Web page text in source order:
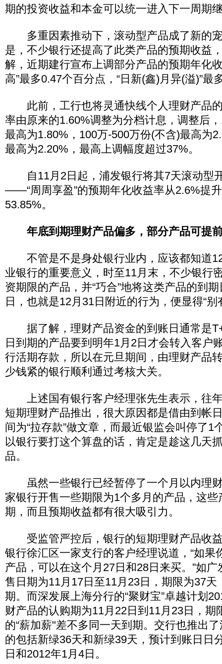
期的投资收益和本金可以统一进入下一周期
多重因素推动下，滚动型产品成了新的
是，不少银行还提高了此类产品的预期收益
解，近期建行宣布上调部分产品的预期年化
高”最多0.47个百分点，“日新(鑫)月异(溢)”最
此前，工行也将灵通快线个人理财产品
率由原来的1.60%调整为分档计息，调整后
最高为1.80%，100万-500万份(不含)最高为
最高为2.20%，最高上调幅度超过37%。
自11月2日起，浦发银行将其7天滚动型
――“周周享盈”的预期年化收益率从2.6%提
53.85%。
年底到期理财产品偏多，部分产品可提
不管是不是身处银行业内，应该都知道
业银行的重要意义，时至11月末，不少银行
资期限的产品，并“巧合”地将这类产品的到
日，也就是12月31日附近的行为，便显得“别
据了解，理财产品资金的到账日通常是
日到期的产品要到明年1月2日才会转入客户
行活期存款，所以在元旦期间，由理财产品
少钱紧的银行顺利通过考核大关。
上述国有银行客户经理张先生表示，往
短期理财产品推出，很大原因都是借由到帐
间为“拉存款”做文章，而最近银监会叫停了1
以银行要打这个算盘的话，肯定是趁这几天
品。
虽然一些银行已经暂停了一个月以内理
家银行开售一些期限为1个多月的产品，这
期，而且预期收益都有很大吸引力。
受监管严控后，银行的短期理财产品收
银行徐汇区一家支行的客户经理说道，“如果
产品，可以在这个月27日和28日来买。”如广
售日期为11月17日至11月23日，期限为37天
期。而深发展上海分行的“聚财宝”卓越计划
财产品的认购期为11月22日到11月23日，期
的“薪加薪"差不多同一天到期。交行也推出
的包括新绿36天和新绿39天，预计到账日日
日和2012年1月4日。